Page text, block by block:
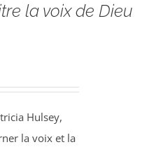
la voix de Dieu
Hulsey,
la voix et la